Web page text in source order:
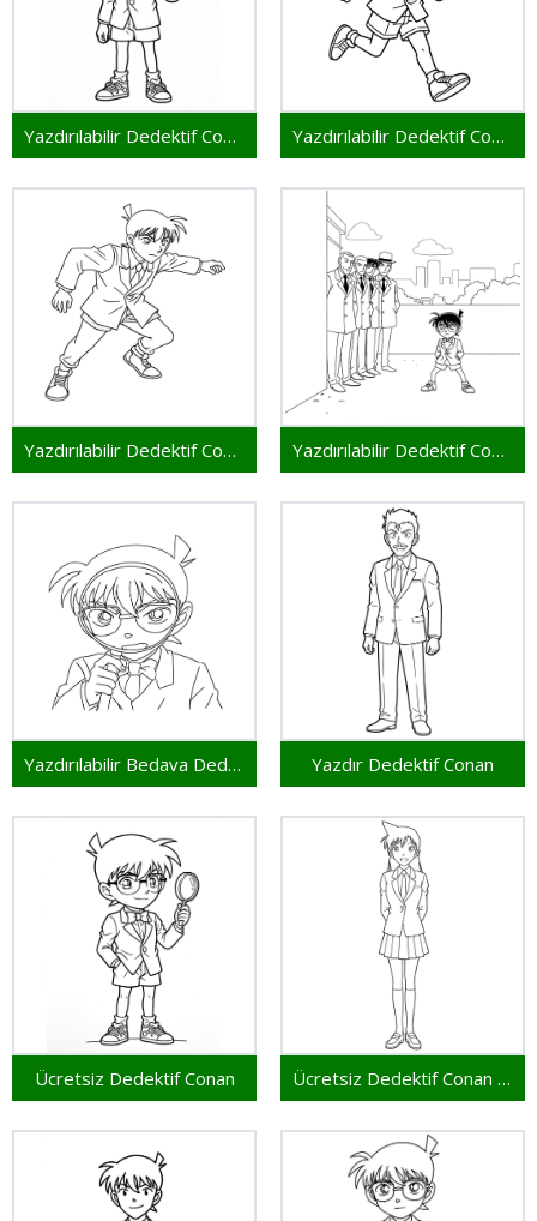
Yazdırılabilir Dedektif Conan Yazdırılabilir Dedektif Conan Resim
Yazdırılabilir Dedektif Conan Çocuklar İçin Yazdırılabilir Dedektif Conan Bedava
Yazdırılabilir Bedava Dedektif Conan Yazdır Dedektif Conan
Ücretsiz Dedektif Conan Ücretsiz Dedektif Conan Yazdırılabilir